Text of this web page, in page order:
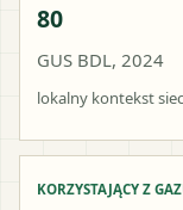
80
GUS BDL, 2024
lokalny kontekst
KORZYSTAJĄCY Z